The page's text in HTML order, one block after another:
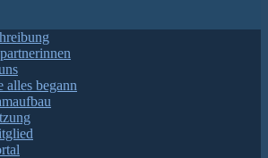
alles begann